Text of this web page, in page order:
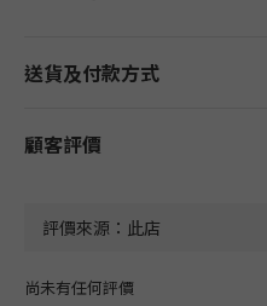
送貨及付款方式
顧客評價
尚未有任何評價